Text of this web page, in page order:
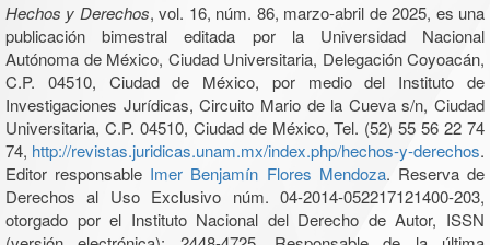
Hechos y Derechos, vol. 16, núm. 86, marzo-abril de 2025, es una
publicación bimestral editada por la Universidad Nacional
Autónoma de México, Ciudad Universitaria, Delegación Coyoacán,
C.P. 04510, Ciudad de México, por medio del Instituto de
Investigaciones Jurídicas, Circuito Mario de la Cueva s/n, Ciudad
Universitaria, C.P. 04510, Ciudad de México, Tel. (52) 55 56 22 74
74, http://revistas.juridicas.unam.mx/index.php/hechos-y-derechos.
Editor responsable Imer Benjamín Flores Mendoza. Reserva de
Derechos al Uso Exclusivo núm. 04-2014-052217121400-203,
otorgado por el Instituto Nacional del Derecho de Autor, ISSN